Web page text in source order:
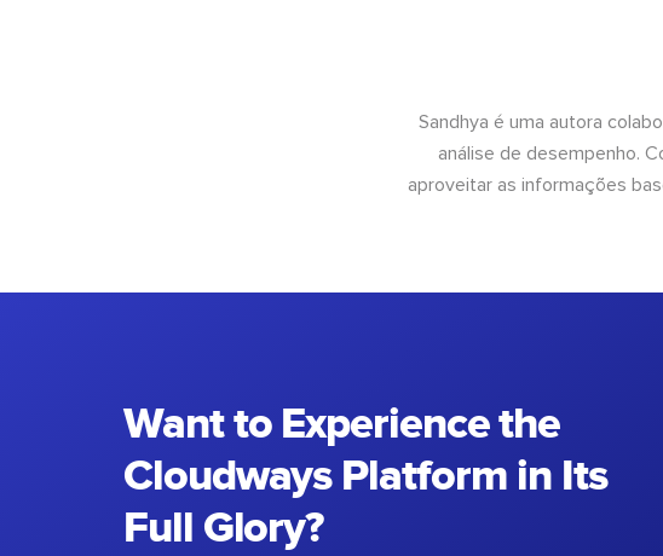
Sandhya é uma autora
análise de desempenho.
aproveitar as informações
Want to Experience the
Cloudways Platform in Its
Full Glory?